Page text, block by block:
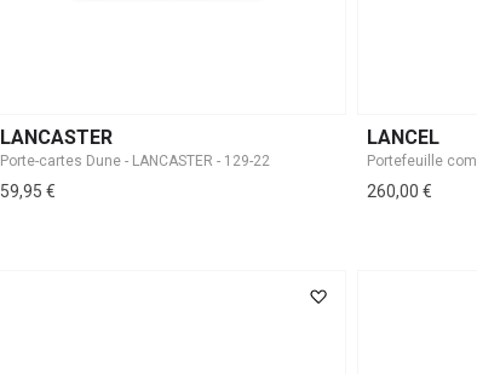
LANCASTER
Porte-cartes Dune - LANCASTER - 129-22
59,95 €
LANCEL
260,00 €